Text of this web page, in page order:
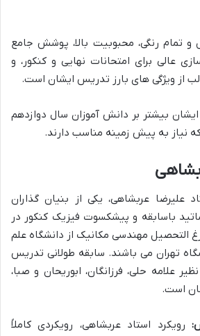
و تمام رنگی، محبوبیت بالا، پوشش جامع
عالی برای امتحانات نهایی و کنکور، و
از ویژگی های بارز تدریس ایشان است.
ایشان بیشتر بر دانش آموزان سال دوازدهم
نیاز به پیش زمینه مناسب دارند.
علیرضا عربشاهی، یکی از بنیان گذاران
باسابقه و پیشکسوت فیزیک کنکور در
التحصیل مهندسی مکانیک از دانشگاه علم
تهران می باشند. سابقه طولانی تدریس
علامه حلی، فرزانگان، ابوریحان و صبا،
است.
رویکرد استاد عربشاهی، رویکردی کاملاً